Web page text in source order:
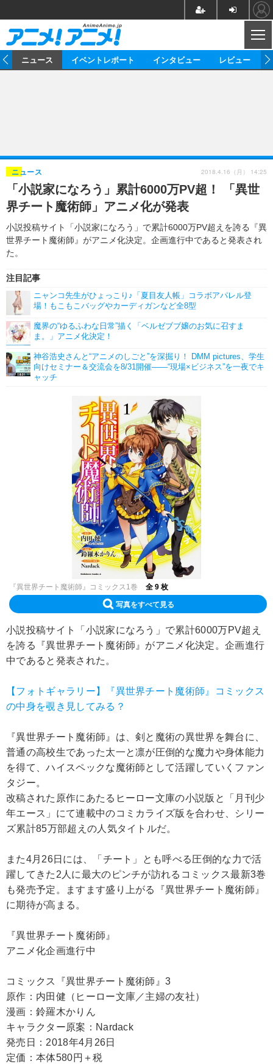
ゲーム グッズ
イベント
海外イベント ビジネス
俳優・タレント アーティスト
ビジネス
アニメ 実写
書評 イベント
ゲーム 座談会
動画
アニメ！アニメ！TV ABEMA Cafe
ニュース イベントレポート インタビュー レビュー
「小説家になろう」累計6000万PV超！ 「異世
界チート魔術師」アニメ化が発表
小説投稿サイト「小説家になろう」で累計6000万PV超えを誇る『異
世界チート魔術師』がアニメ化決定。企画進行中であると発表され
た。
ニュース
注目記事
ニャンコ先生がひょっこり♪「夏目友人帳」コラボアパレル登
場！もこもこバッグやカーディガンなど全8型
魔界の“ゆるふわな日常”描く「ベルゼブブ嬢のお気に召すま
ま。」アニメ化決定！
神谷浩史さんと“アニメのしごと”を深掘り！ DMM pictures、学生
向けセミナー＆交流会を8/31開催――“現場×ビジネス”を一夜でキ
ャッチ
2018.4.16（月） 14:25
『異世界チート魔術師』コミックス1巻 全 9 枚
写真をすべて見る
小説投稿サイト「小説家になろう」で累計6000万PV超え
を誇る『異世界チート魔術師』がアニメ化決定。企画進行
中であると発表された。
【フォトギャラリー】『異世界チート魔術師』コミックス
の中身を覗き見してみる？
『異世界チート魔術師』は、剣と魔術の異世界を舞台に、
普通の高校生であった太一と凛が圧倒的な魔力や身体能力
を得て、ハイスペックな魔術師として活躍していくファン
タジー。
改稿された原作にあたるヒーロー文庫の小説版と「月刊少
年エース」にて連載中のコミカライズ版を合わせ、シリー
ズ累計85万部超えの人気タイトルだ。
また4月26日には、「チート」とも呼べる圧倒的な力で活
躍してきた2人に最大のピンチが訪れるコミックス最新3巻
も発売予定。ますます盛り上がる『異世界チート魔術師』
に期待が高まる。
『異世界チート魔術師』
アニメ化企画進行中
コミックス『異世界チート魔術師』3
原作：内田健（ヒーロー文庫／主婦の友社）
漫画：鈴羅木かりん
キャラクター原案：Nardack
発売日：2018年4月26日
定価：本体580円＋税